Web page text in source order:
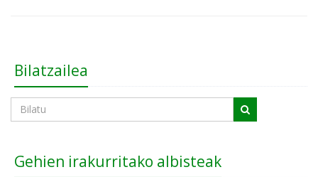
Bilatzailea
Gehien irakurritako albisteak